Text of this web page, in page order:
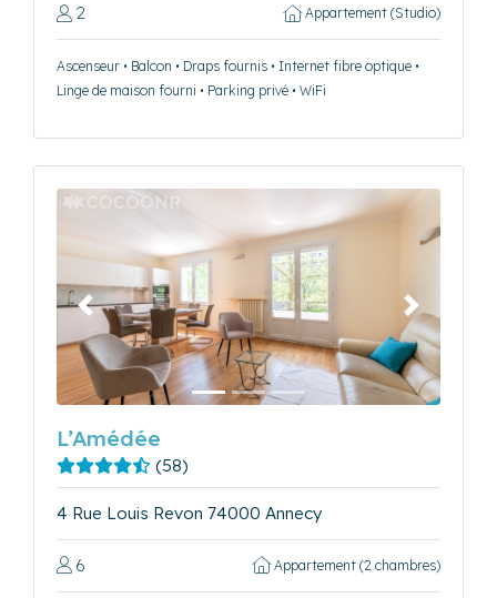
2 Appartement (Studio)
Ascenseur • Balcon • Draps fournis • Internet fibre optique •
Linge de maison fourni • Parking privé • WiFi
Précédent Suivant
L’Amédée
(58)
4 Rue Louis Revon 74000 Annecy
6 Appartement (2 chambres)